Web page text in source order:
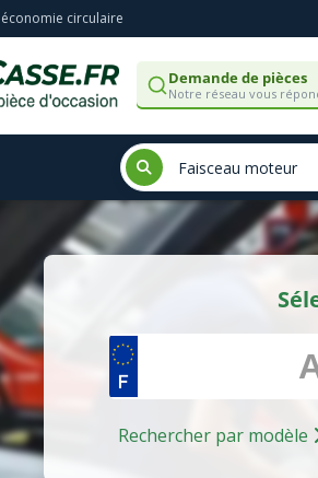
circulaire
Demande de pièces
Notre réseau vous
Rechercher par modèle